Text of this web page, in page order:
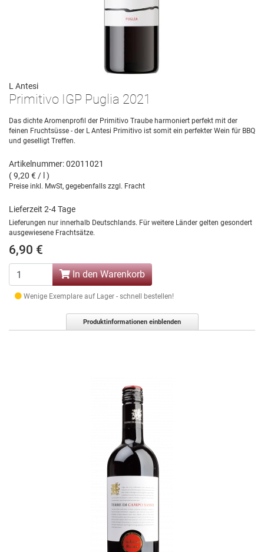
L Antesi
Primitivo IGP Puglia 2021
Das dichte Aromenprofil der Primitivo Traube harmoniert perfekt mit der
feinen Fruchtsüsse - der L Antesi Primitivo ist somit ein perfekter Wein für BBQ
und geselligt Treffen.
Artikelnummer: 02011021
( 9,20 € / l )
Preise inkl. MwSt, gegebenfalls zzgl. Fracht
Lieferzeit 2-4 Tage
Lieferungen nur innerhalb Deutschlands. Für weitere Länder gelten gesondert
ausgewiesene Frachtsätze.
6,90 €
In den Warenkorb
Wenige Exemplare auf Lager - schnell bestellen!
Produktinformationen einblenden